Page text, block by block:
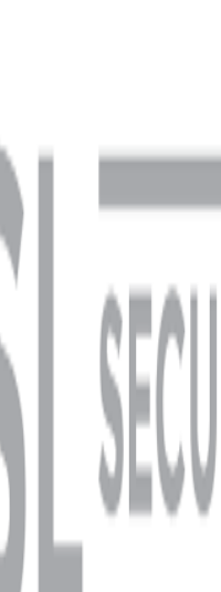
44
- 19:30, Cumartesi 10:00 - 18:00